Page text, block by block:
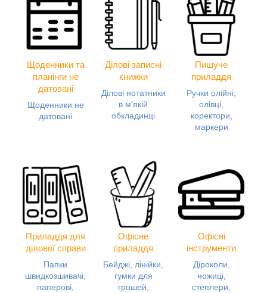
Щоденники та
планінги не
датовані
Щоденники не
датовані
Ділові записні
книжки
Ділові нотатники
в м'якій
обкладинці
Пишуче
приладдя
Ручки олійні,
олівці,
коректори,
маркери
Приладдя для
ділової справи
Папки
швидкозшивачі,
паперові,
Офісне
приладдя
Бейджі, лінійки,
гумки для
грошей,
Офісні
інструменти
Діроколи,
ножиці,
степлери,